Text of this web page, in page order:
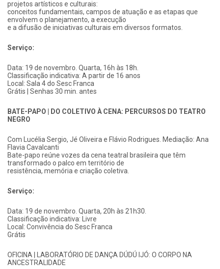
projetos artísticos e culturais:
conceitos fundamentais, campos de atuação e as etapas que
envolvem o planejamento, a execução
e a difusão de iniciativas culturais em diversos formatos.
Serviço:
Data: 19 de novembro. Quarta, 16h às 18h.
Classificação indicativa: A partir de 16 anos
Local: Sala 4 do Sesc Franca
Grátis | Senhas 30 min. antes
BATE-PAPO | DO COLETIVO À CENA: PERCURSOS DO TEATRO
NEGRO
Com Lucélia Sergio, Jé Oliveira e Flávio Rodrigues. Mediação: Ana
Flavia Cavalcanti
Bate-papo reúne vozes da cena teatral brasileira que têm
transformado o palco em território de
resistência, memória e criação coletiva.
Serviço:
Data: 19 de novembro. Quarta, 20h às 21h30.
Classificação indicativa: Livre
Local: Convivência do Sesc Franca
Grátis
OFICINA | LABORATÓRIO DE DANÇA DÚDÚ IJÓ: O CORPO NA
ANCESTRALIDADE